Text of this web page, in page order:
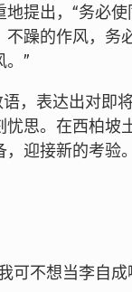
提出，“务必
不躁的作风，务
。”
，表达出对即
忧思。在西柏坡
迎接新的考验。
可不想当李自成